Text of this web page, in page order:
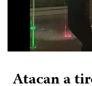
Atacan a